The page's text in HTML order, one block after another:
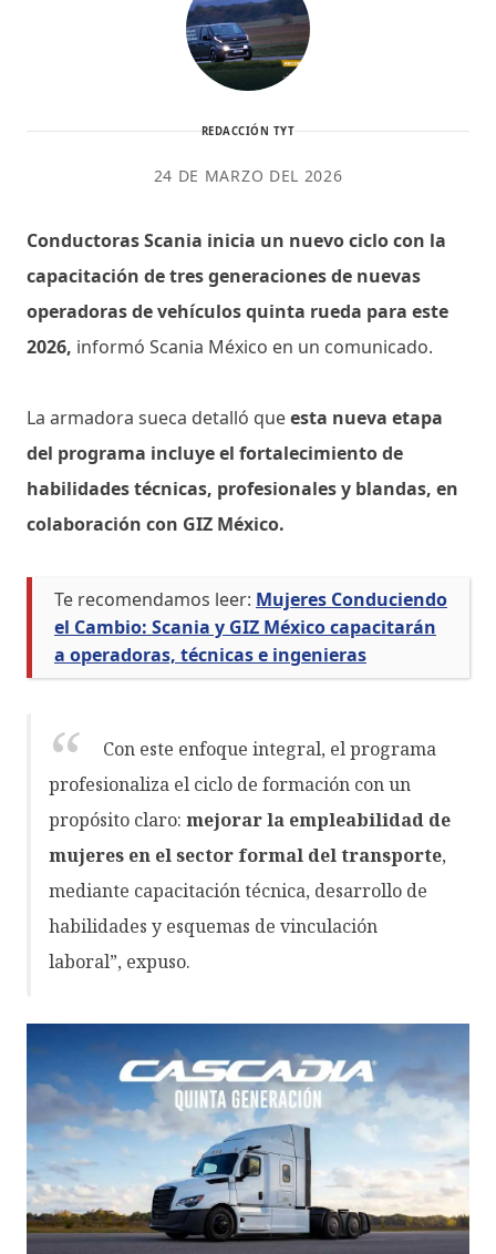
REDACCIÓN TYT
24 DE MARZO DEL 2026
Conductoras Scania inicia un nuevo ciclo con la
capacitación de tres generaciones de nuevas
operadoras de vehículos quinta rueda para este
2026, informó Scania México en un comunicado.
La armadora sueca detalló queesta nueva etapa
del programa incluye el fortalecimiento de
habilidades técnicas, profesionales y blandas, en
colaboración con GIZ México.
Te recomendamos leer: Mujeres Conduciendo
el Cambio: Scania y GIZ México capacitarán
a operadoras, técnicas e ingenieras
Con este enfoque integral, el programa
profesionaliza el ciclo de formación con un
propósito claro: mejorar la empleabilidad de
mujeres en el sector formal del transporte,
mediante capacitación técnica, desarrollo de
habilidades y esquemas de vinculación
laboral”, expuso.